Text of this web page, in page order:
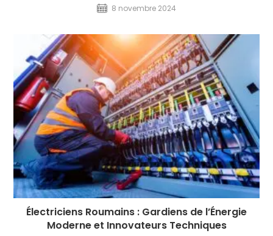
8 novembre 2024
Électriciens Roumains : Gardiens de l’Énergie
Moderne et Innovateurs Techniques